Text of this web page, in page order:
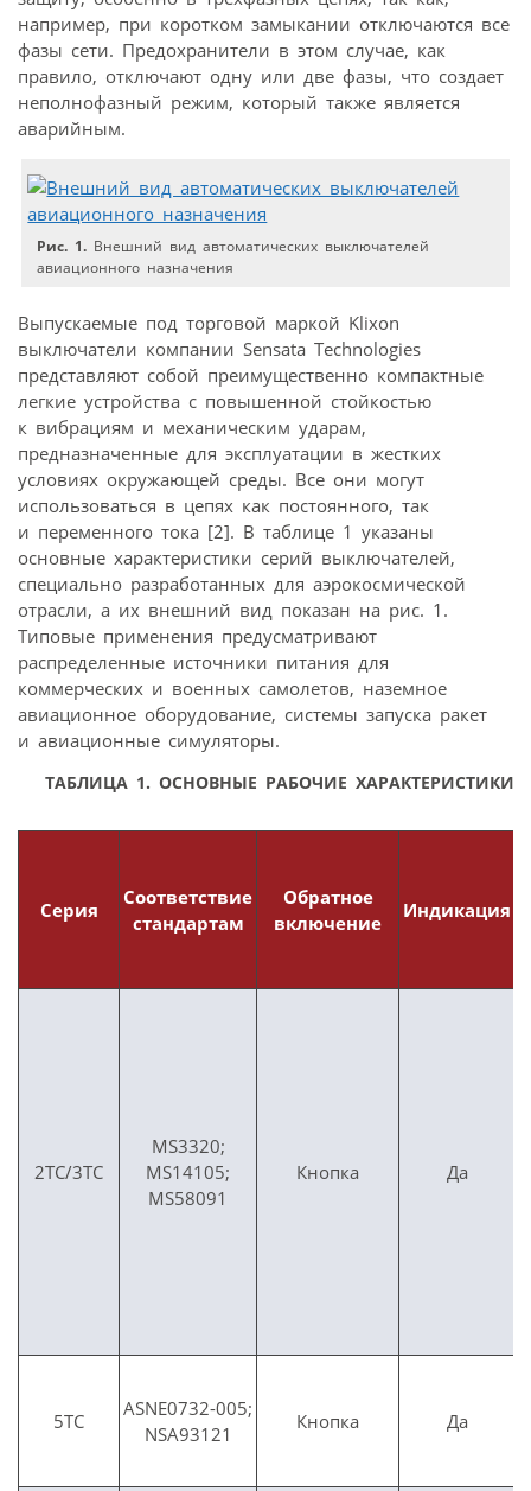
например, при коротком замыкании отключаются все
фазы сети. Предохранители в этом случае, как
правило, отключают одну или две фазы, что создает
неполнофазный режим, который также является
аварийным.
Рис. 1. Внешний вид автоматических выключателей
авиационного назначения
Выпускаемые под торговой маркой Klixon
выключатели компании Sensata Technologies
представляют собой преимущественно компактные
легкие устройства с повышенной стойкостью
к вибрациям и механическим ударам,
предназначенные для эксплуатации в жестких
условиях окружающей среды. Все они могут
использоваться в цепях как постоянного, так
и переменного тока [2]. В таблице 1 указаны
основные характеристики серий выключателей,
специально разработанных для аэрокосмической
отрасли, а их внешний вид показан на рис. 1.
Типовые применения предусматривают
распределенные источники питания для
коммерческих и военных самолетов, наземное
авиационное оборудование, системы запуска ракет
и авиационные симуляторы.
ТАБЛИЦА 1. ОСНОВНЫЕ РАБОЧИЕ
Серия
Соответствие
стандартам
Обратное
включение
Индикация
2TC/3TC
MS3320;
MS14105;
MS58091
Кнопка Да
5TC
ASNE0732-005;
NSA93121
Кнопка Да